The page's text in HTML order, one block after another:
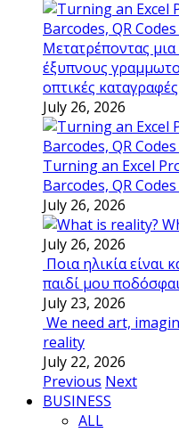
Μετατρέποντας
έξυπνους
οπτικές
July 26, 2026
Turning an Excel
Barcodes, QR
July 26, 2026
July 26, 2026
Ποια ηλικία είναι
παιδί μου
July 23, 2026
We need art,
reality
July 22, 2026
Previous Next
BUSINESS
ALL